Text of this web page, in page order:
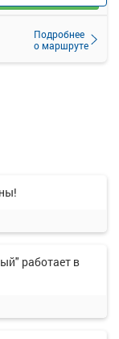
Подробнее
о маршруте
работает в